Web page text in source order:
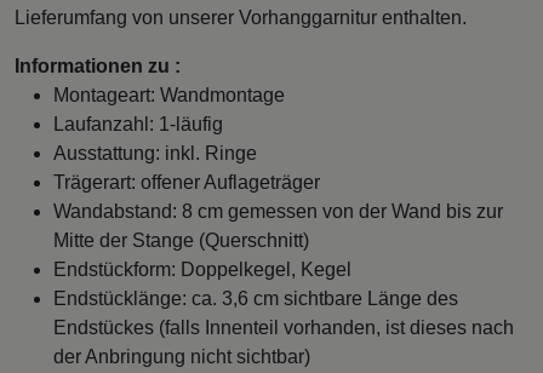
Lieferumfang von unserer Vorhanggarnitur enthalten.
Informationen zu :
Montageart: Wandmontage
Laufanzahl: 1-läufig
Ausstattung: inkl. Ringe
Trägerart: offener Auflageträger
Wandabstand: 8 cm gemessen von der Wand bis zur
Mitte der Stange (Querschnitt)
Endstückform: Doppelkegel, Kegel
Endstücklänge: ca. 3,6 cm sichtbare Länge des
Endstückes (falls Innenteil vorhanden, ist dieses nach
der Anbringung nicht sichtbar)